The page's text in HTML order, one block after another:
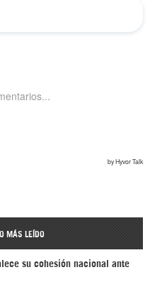
MÁS LEÍDO
su cohesión nacional ante